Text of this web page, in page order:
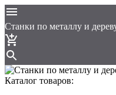
Cтанки по металлу и
Каталог товаров: